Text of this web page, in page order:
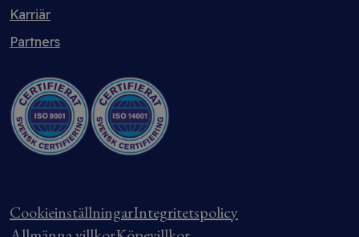
Karriär
Partners
CookieinställningarIntegritetspolicy